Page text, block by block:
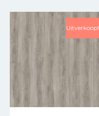
Uitverkoop!